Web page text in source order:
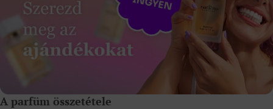
A parfüm összetétele